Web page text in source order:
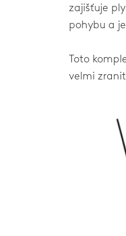
zajišťuje
pohybu a
Toto
velmi